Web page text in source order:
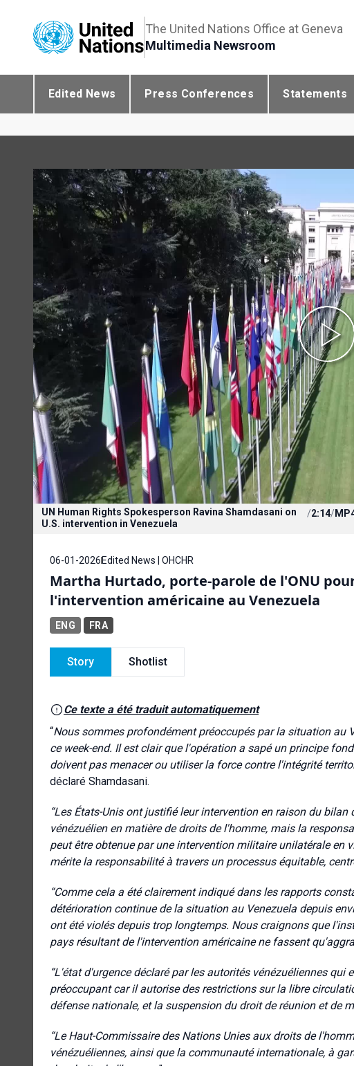
The United Nations Office at Geneva
Multimedia Newsroom
Edited News Press Conferences Statements
UN Human Rights Spokesperson Ravina Shamdasani on
U.S. intervention in Venezuela
/2:14/
06-01-2026 Edited News | OHCHR
Martha Hurtado, porte-parole de l'ONU
l'intervention américaine au Venezuela
ENG FRA
Story Shotlist
Ce texte a été traduit automatiquement
“Nous sommes profondément préoccupés par la situation au
ce week-end. Il est clair que l'opération a sapé un principe
doivent pas menacer ou utiliser la force contre l'intégrité
déclaré Shamdasani.
“Les États-Unis ont justifié leur intervention en raison du
vénézuélien en matière de droits de l'homme, mais la
peut être obtenue par une intervention militaire unilatérale en
mérite la responsabilité à travers un processus équitable,
“Comme cela a été clairement indiqué dans les rapports
détérioration continue de la situation au Venezuela depuis
ont été violés depuis trop longtemps. Nous craignons que
pays résultant de l'intervention américaine ne fassent
“L'état d'urgence déclaré par les autorités vénézuéliennes
préoccupant car il autorise des restrictions sur la libre
défense nationale, et la suspension du droit de réunion et de
“Le Haut-Commissaire des Nations Unies aux droits de
vénézuéliennes, ainsi que la communauté internationale, à